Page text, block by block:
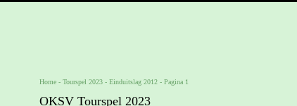
Home- Tourspel 2023- Einduitslag 2012 - Pagina 1
OKSV Tourspel 2023